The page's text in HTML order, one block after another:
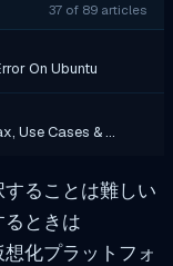
37 of 89 articles
On Ubuntu
Use Cases & …
ることは難しい
ときは
化プラットフォ